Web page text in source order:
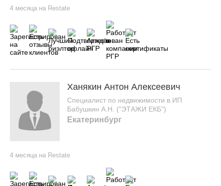
4 месяца на Restate
Ханякин Антон Алексеевич
Специалист по недвижимости в ИП
Бабушкин А.Н. ("ЭТАЖИ ЕКБ")
Екатеринбург
4 месяца на Restate